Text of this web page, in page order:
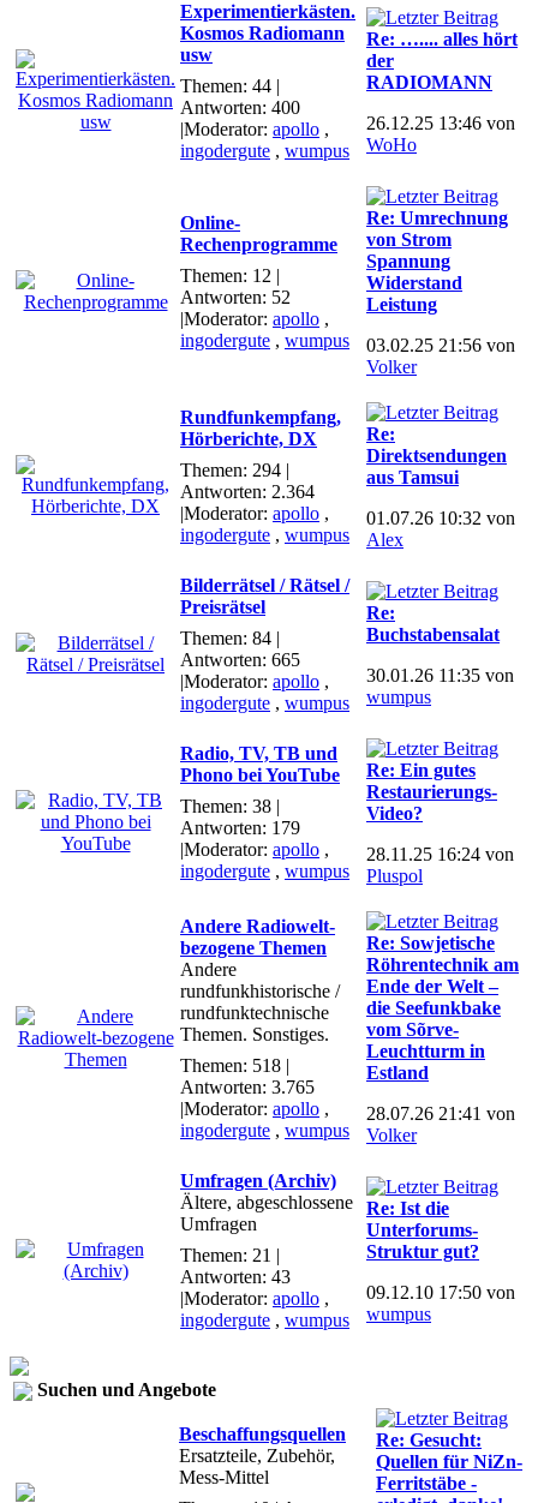
Experimentierkästen.
Kosmos Radiomann
usw
Themen: 44 |
Antworten: 400
|Moderator: apollo ,
ingodergute , wumpus
Re: ….... alles hört
der
RADIOMANN
26.12.25 13:46 von
WoHo
Online-
Rechenprogramme
Themen: 12 |
Antworten: 52
|Moderator: apollo ,
ingodergute , wumpus
Re: Umrechnung
von Strom
Spannung
Widerstand
Leistung
03.02.25 21:56 von
Volker
Rundfunkempfang,
Hörberichte, DX
Themen: 294 |
Antworten: 2.364
|Moderator: apollo ,
ingodergute , wumpus
Re:
Direktsendungen
aus Tamsui
01.07.26 10:32 von
Alex
Bilderrätsel / Rätsel /
Preisrätsel
Themen: 84 |
Antworten: 665
|Moderator: apollo ,
ingodergute , wumpus
Re:
Buchstabensalat
30.01.26 11:35 von
wumpus
Radio, TV, TB und
Phono bei YouTube
Themen: 38 |
Antworten: 179
|Moderator: apollo ,
ingodergute , wumpus
Re: Ein gutes
Restaurierungs-
Video?
28.11.25 16:24 von
Pluspol
Andere Radiowelt-
bezogene Themen
Andere
rundfunkhistorische /
rundfunktechnische
Themen. Sonstiges.
Themen: 518 |
Antworten: 3.765
|Moderator: apollo ,
ingodergute , wumpus
Re: Sowjetische
Röhrentechnik am
Ende der Welt –
die Seefunkbake
vom Sõrve-
Leuchtturm in
Estland
28.07.26 21:41 von
Volker
Umfragen (Archiv)
Ältere, abgeschlossene
Umfragen
Themen: 21 |
Antworten: 43
|Moderator: apollo ,
ingodergute , wumpus
Re: Ist die
Unterforums-
Struktur gut?
09.12.10 17:50 von
wumpus
Suchen und Angebote
Beschaffungsquellen
Ersatzteile, Zubehör,
Mess-Mittel
Re: Gesucht:
Quellen für NiZn-
Ferritstäbe -